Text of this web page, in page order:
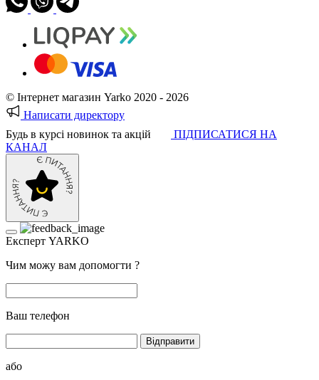
© Інтернет магазин Yarko 2020 - 2026
Написати директору
Будь в курсі новинок та акцій
ПІДПИСАТИСЯ НА
КАНАЛ
Експерт YARKO
Чим можу вам допомогти ?
Ваш телефон
Відправити
або